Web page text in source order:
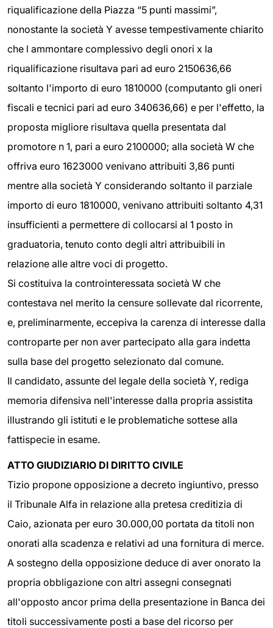
riqualificazione della Piazza “5 punti massimi”,
nonostante la società Y avesse tempestivamente chiarito
che l ammontare complessivo degli onori x la
riqualificazione risultava pari ad euro 2150636,66
soltanto l'importo di euro 1810000 (computanto gli oneri
fiscali e tecnici pari ad euro 340636,66) e per l'effetto, la
proposta migliore risultava quella presentata dal
promotore n 1, pari a euro 2100000; alla società W che
offriva euro 1623000 venivano attribuiti 3,86 punti
mentre alla società Y considerando soltanto il parziale
importo di euro 1810000, venivano attribuiti soltanto 4,31
insufficienti a permettere di collocarsi al 1 posto in
graduatoria, tenuto conto degli altri attribuibili in
relazione alle altre voci di progetto.
Si costituiva la controinteressata società W che
contestava nel merito la censure sollevate dal ricorrente,
e, preliminarmente, eccepiva la carenza di interesse dalla
controparte per non aver partecipato alla gara indetta
sulla base del progetto selezionato dal comune.
Il candidato, assunte del legale della società Y, rediga
memoria difensiva nell'interesse dalla propria assistita
illustrando gli istituti e le problematiche sottese alla
fattispecie in esame.
ATTO GIUDIZIARIO DI DIRITTO CIVILE
Tizio propone opposizione a decreto ingiuntivo, presso
il Tribunale Alfa in relazione alla pretesa creditizia di
Caio, azionata per euro 30.000,00 portata da titoli non
onorati alla scadenza e relativi ad una fornitura di merce.
A sostegno della opposizione deduce di aver onorato la
propria obbligazione con altri assegni consegnati
all'opposto ancor prima della presentazione in Banca dei
titoli successivamente posti a base del ricorso per